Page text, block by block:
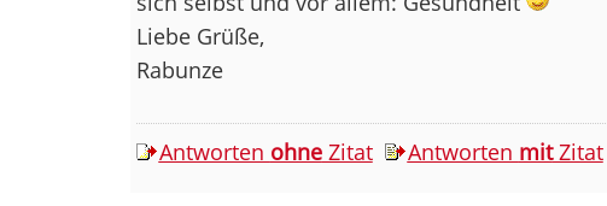
Liebe Grüße,
Rabunze
Antworten ohneZitat Antworten mitZitat